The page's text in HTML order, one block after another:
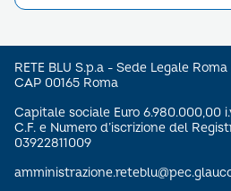
RETE BLU S.p.a - Sede Legale
CAP 00165 Roma
Capitale sociale Euro 6.980.000,00
C.F. e Numero d’iscrizione del
03922811009